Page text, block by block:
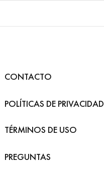
CONTACTO
POLÍTICAS DE PRIVACIDAD
TÉRMINOS DE USO
PREGUNTAS